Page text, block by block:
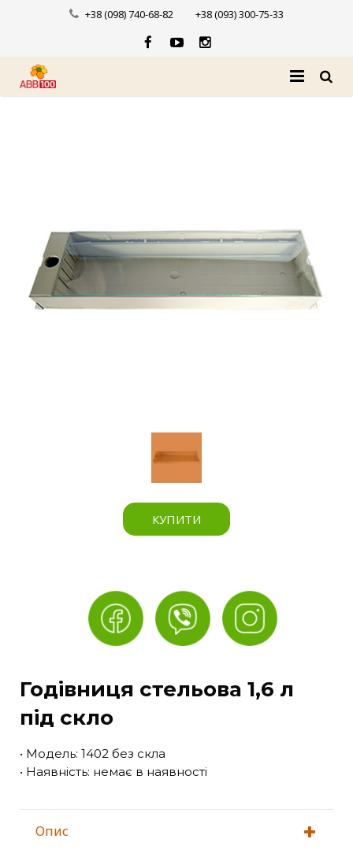
+38 (098) 740-68-82 +38 (093) 300-75-33
Новини
Контакти
КУПИТИ
Годівниця стельова 1,6 л
під скло
• Модель: 1402 без скла
• Наявність: немає в наявності
Опис